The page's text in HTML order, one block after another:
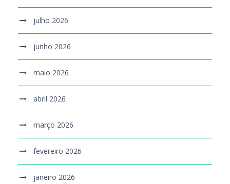
julho 2026
junho 2026
maio 2026
abril 2026
março 2026
fevereiro 2026
janeiro 2026